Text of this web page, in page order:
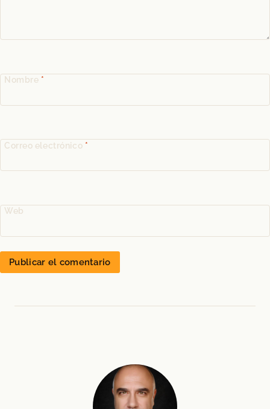
Nombre *
Correo electrónico *
Web